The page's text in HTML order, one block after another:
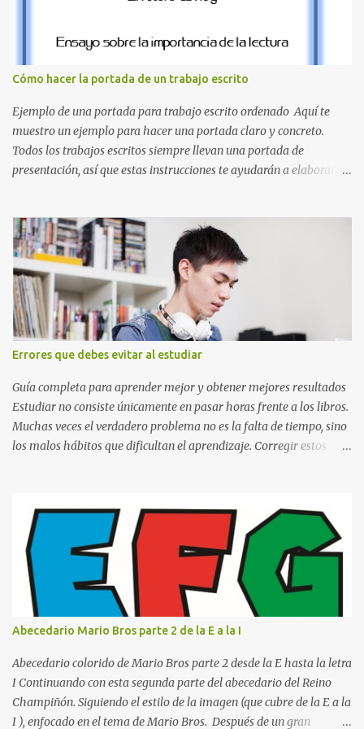
la Q en amarillo brillante, junto con la N y la P en un verde
inspirado en los niveles de los juegos. Formas icónicas : No te
pierdas la letra O , diseñada con ese estilo geométrico tan carac...
Cómo hacer la portada de un trabajo escrito
Ejemplo de una portada para trabajo escrito ordenado Aquí te
muestro un ejemplo para hacer una portada claro y concreto.
Todos los trabajos escritos siempre llevan una portada de
presentación, así que estas instrucciones te ayudarán a elaborar
compartir el enlace de este artículo para que así como a ti también
ellos se puedan guiar con esta explicación. Los datos esenciales
para una portada para presentar un trabajo escrito a mano o
impreso son los siguientes y en este orden: Nombre de la escuela o
del instituto (Es muy importante este dato) Título del trabajo
(Puede ser: Ensayo sobre la lectura, o Informe de computación)
Nombre completo del alumno que va a presentar dicho trabajo
escrito La clase, materia ó asignatura Grupo Nombre del maestro
o catedrático Ciudad y fecha...
Errores que debes evitar al estudiar
Guía completa para aprender mejor y obtener mejores resultados
Estudiar no consiste únicamente en pasar horas frente a los libros.
Muchas veces el verdadero problema no es la falta de tiempo, sino
los malos hábitos que dificultan el aprendizaje. Corregir estos
cuáles son los errores más comunes al estudiar, por qué afectan tu
rendimiento y qué puedes hacer para evitarlos. Si eres estudiante
de primaria, secundaria, bachillerato o universidad, estos consejos
te ayudarán a desarrollar hábitos de estudio mucho más efectivos.
¿Por qué es importante identificar los errores al estudiar? Muchas
personas creen que estudiar durante varias horas garantiza
buenos resultados. Sin embargo, la calidad del estudio es mucho
más importante que la cantidad de tiempo invertido. Cuando
detectas y corrige...
Abecedario Mario Bros parte 2 de la E a la I
Abecedario colorido de Mario Bros parte 2 desde la E hasta la letra
I Continuando con esta segunda parte del abecedario del Reino
Champiñón. Siguiendo el estilo de la imagen (que cubre de la E a la
I ), enfocado en el tema de Mario Bros. Después de un gran